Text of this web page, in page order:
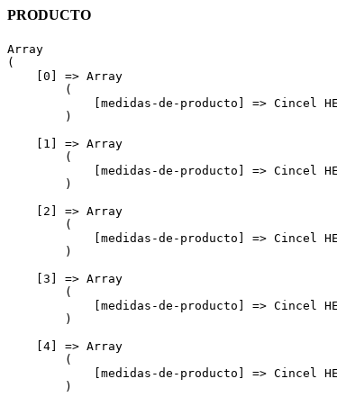
PRODUCTO
Array
(
    [0] => Array
        (
[medidas-de-producto] => Cincel
        )
    [1] => Array
        (
[medidas-de-producto] => Cincel
        )
    [2] => Array
        (
[medidas-de-producto] => Cincel
        )
    [3] => Array
        (
[medidas-de-producto] => Cincel
        )
    [4] => Array
        (
[medidas-de-producto] => Cincel
        )